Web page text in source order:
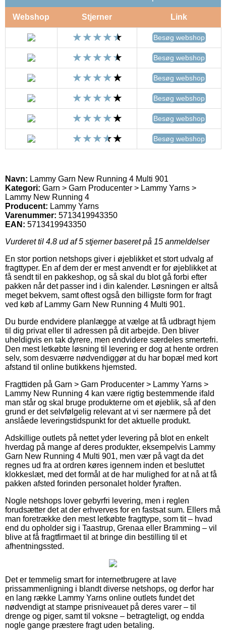
Webshop Stjerner Link
Besøg webshop
Besøg webshop
Besøg webshop
Besøg webshop
Besøg webshop
Besøg webshop
Navn: Lammy Garn New Running 4 Multi 901
Kategori: Garn > Garn Producenter > Lammy Yarns >
Lammy New Running 4
Producent: Lammy Yarns
Varenummer: 5713419943350
EAN: 5713419943350
Vurderet til 4.8 ud af 5 stjerner baseret på 15 anmeldelser
En stor portion netshops giver i øjeblikket et stort udvalg af
fragttyper. En af dem der er mest anvendt er for øjeblikket at
få sendt til en pakkeshop, og så skal du blot gå forbi efter
pakken når det passer ind i din kalender. Løsningen er altså
meget bekvem, samt oftest også den billigste form for fragt
ved køb af Lammy Garn New Running 4 Multi 901.
Du burde endvidere planlægge at vælge at få udbragt hjem
til dig privat eller til adressen på dit arbejde. Den bliver
uheldigvis en tak dyrere, men endvidere særdeles smertefri.
Den mest letkøbte løsning til levering er dog at hente ordren
selv, som desværre nødvendiggør at du har bopæl med kort
afstand til online butikkens hjemsted.
Fragttiden på Garn > Garn Producenter > Lammy Yarns >
Lammy New Running 4 kan være rigtig bestemmende ifald
man står og skal bruge produkterne om et øjeblik, så af den
grund er det selvfølgelig relevant at vi ser nærmere på det
anslåede leveringstidspunkt for det aktuelle produkt.
Adskillige outlets på nettet yder levering på blot en enkelt
hverdag på mange af deres produkter, eksempelvis Lammy
Garn New Running 4 Multi 901, men vær på vagt da det
regnes ud fra at ordren køres igennem inden et besluttet
klokkeslæt, med det formål at de har mulighed for at nå at få
pakken afsted forinden personalet holder fyraften.
Nogle netshops lover gebyrfri levering, men i reglen
forudsætter det at der erhverves for en fastsat sum. Ellers må
man foretrække den mest letkøbte fragttype, som tit – hvad
end du opholder sig i Taastrup, Grenaa eller Bramming – vil
blive at få fragtfirmaet til at bringe din bestilling til et
afhentningssted.
Det er temmelig smart for internetbrugere at lave
prissammenligning i blandt diverse netshops, og derfor har
en lang række Lammy Yarns online outlets fundet det
nødvendigt at stampe prisniveauet på deres varer – til
drenge og piger, samt til voksne – betragteligt, og endda
nogle gange præstere fragt uden betaling.